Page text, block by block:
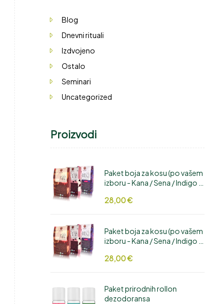
Blog
Dnevni rituali
Izdvojeno
Ostalo
Seminari
Uncategorized
Proizvodi
Paket boja za kosu (po vašem
izboru - Kana / Sena / Indigo /
Manjistha / Aloe Vera /
28,00€
Paket boja za kosu (po vašem
izboru - Kana / Sena / Indigo /
Manjistha / Aloe Vera /
28,00€
Paket prirodnih rollon
dezodoransa